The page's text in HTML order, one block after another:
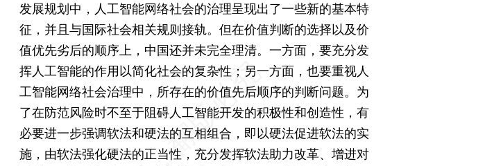
发展规划中，人工智能网络社会的治理呈现出了一些新的基本特
征，并且与国际社会相关规则接轨。但在价值判断的选择以及价
值优先劣后的顺序上，中国还并未完全理清。一方面，要充分发
挥人工智能的作用以简化社会的复杂性；另一方面，也要重视人
工智能网络社会治理中，所存在的价值先后顺序的判断问题。为
了在防范风险时不至于阻碍人工智能开发的积极性和创造性，有
必要进一步强调软法和硬法的互相组合，即以硬法促进软法的实
施，由软法强化硬法的正当性，充分发挥软法助力改革、增进对